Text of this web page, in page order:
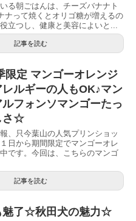
る朝ごはんは、チーズバナナト
ナって焼くとオリゴ糖が増えるの
立つし、健康と美容によいと...
記事を読む
限定 マンゴーオレンジ
ルギーの人もOK♪マン
フォンソマンゴーたっ
さ☆
、只今葉山の人気プリンショッ
日から期間限定でマンゴーオレ
です。今回は、こちらのマンゴ
記事を読む
魅了☆秋田犬の魅力☆